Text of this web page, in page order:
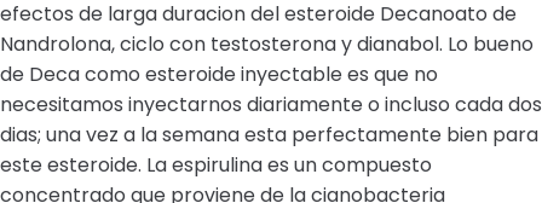
efectos de larga duracion del esteroide Decanoato de
Nandrolona, ciclo con testosterona y dianabol. Lo bueno
de Deca como esteroide inyectable es que no
necesitamos inyectarnos diariamente o incluso cada dos
dias; una vez a la semana esta perfectamente bien para
este esteroide. La espirulina es un compuesto
concentrado que proviene de la cianobacteria